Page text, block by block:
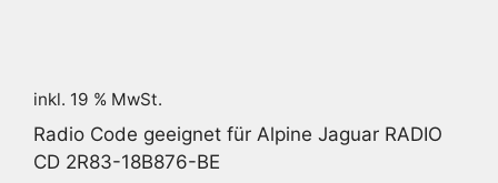
inkl. 19 % MwSt.
Radio Code geeignet für Alpine Jaguar RADIO
CD 2R83-18B876-BE